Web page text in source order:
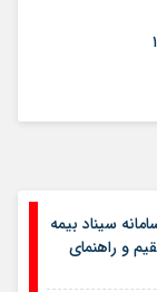
| ورود به سامانه سیناد بیمه
و راهنمای